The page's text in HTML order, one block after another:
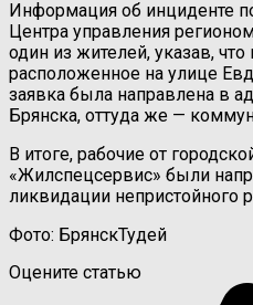
Информация об инциденте
Центра управления
один из жителей, указав, что
расположенное на улице
заявка была направлена в
Брянска, оттуда же —
В итоге, рабочие от
«Жилспецсервис» были
ликвидации непристойного
Фото: БрянскТудей
Оцените статью